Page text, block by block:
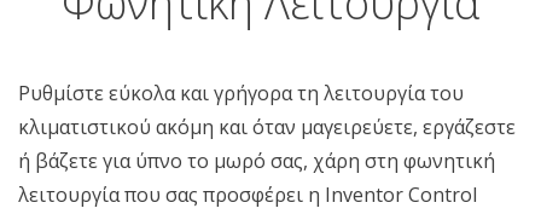
Ρυθμίστε εύκολα και γρήγορα τη λειτουργία του
κλιματιστικού ακόμη και όταν μαγειρεύετε, εργάζεστε
ή βάζετε για ύπνο το μωρό σας, χάρη στη φωνητική
λειτουργία που σας προσφέρει η Inventor Control